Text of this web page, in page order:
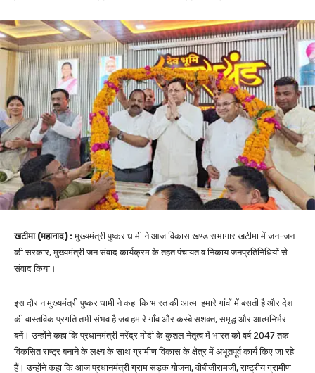
खटीमा (महानाद) :मुख्यमंत्री पुष्कर धामी ने आज विकास खण्ड सभागार खटीमा में जन-जन
की सरकार, मुख्यमंत्री जन संवाद कार्यक्रम के तहत पंचायत व निकाय जनप्रतिनिधियों से
संवाद किया।
इस दौरान मुख्यमंत्री पुष्कर धामी ने कहा कि भारत की आत्मा हमारे गांवों में बसती है और देश
की वास्तविक प्रगति तभी संभव है जब हमारे गाँव और कस्बे सशक्त, समृद्ध और आत्मनिर्भर
बनें। उन्होंने कहा कि प्रधानमंत्री नरेंद्र मोदी के कुशल नेतृत्व में भारत को वर्ष 2047 तक
विकसित राष्ट्र बनाने के लक्ष्य के साथ ग्रामीण विकास के क्षेत्र में अभूतपूर्व कार्य किए जा रहे
हैं। उन्होंने कहा कि आज प्रधानमंत्री ग्राम सड़क योजना, वीबीजीरामजी, राष्ट्रीय ग्रामीण